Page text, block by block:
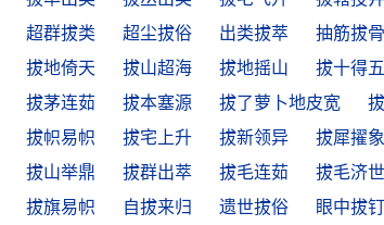
超群拔类 超尘拔俗 出类拔萃 抽筋拔骨
拔地倚天 拔山超海 拔地摇山 拔十得五
拔茅连茹 拔本塞源 拔了萝卜地皮宽
拔帜易帜 拔宅上升 拔新领异 拔犀擢象
拔山举鼎 拔群出萃 拔毛连茹 拔毛济世
拔旗易帜 自拔来归 遗世拔俗 眼中拔钉